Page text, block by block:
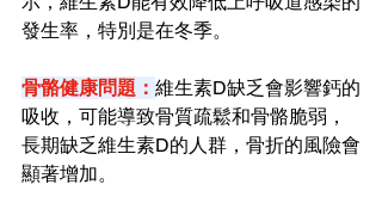
發生率，特別是在冬季。
骨骼健康問題： 維生素D缺乏會影響鈣的
吸收，可能導致骨質疏鬆和骨骼脆弱，
長期缺乏維生素D的人群，骨折的風險會
顯著增加。